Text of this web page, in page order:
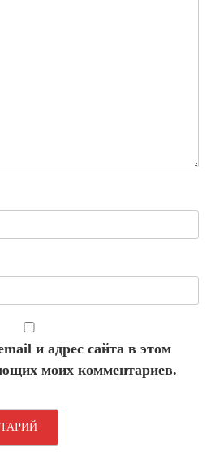
и адрес сайта в этом
моих комментариев.